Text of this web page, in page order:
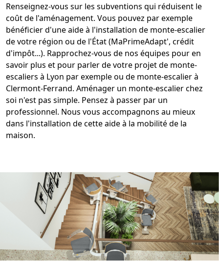
Renseignez-vous sur les subventions qui réduisent le
coût de l'aménagement. Vous pouvez par exemple
bénéficier d'une aide à l'installation de monte-escalier
de votre région ou de l'État (MaPrimeAdapt', crédit
d'impôt...). Rapprochez-vous de nos équipes pour en
savoir plus et pour parler de votre projet de monte-
escaliers à Lyon par exemple ou de monte-escalier à
Clermont-Ferrand. Aménager un monte-escalierchez
soi n'est pas simple. Pensez à passer par un
professionnel. Nous vous accompagnons au mieux
dans l'installation de cetteaide à la mobilité de la
maison.